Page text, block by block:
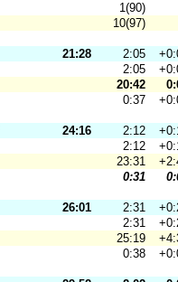
1(90)
10(97)
21:28 2:05
2:05
20:42
0:37
24:16 2:12
2:12
23:31
0:31
26:01 2:31
2:31
25:19
0:38